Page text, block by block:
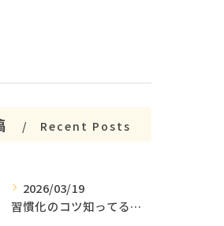
Recent Posts
2026/03/19
習慣化のコツ知ってる😳？